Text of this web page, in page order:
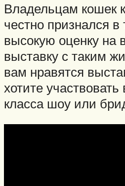
Владельцам кошек
честно признался
высокую оценку на
выставку с таким
вам нравятся
хотите
класса шоу или